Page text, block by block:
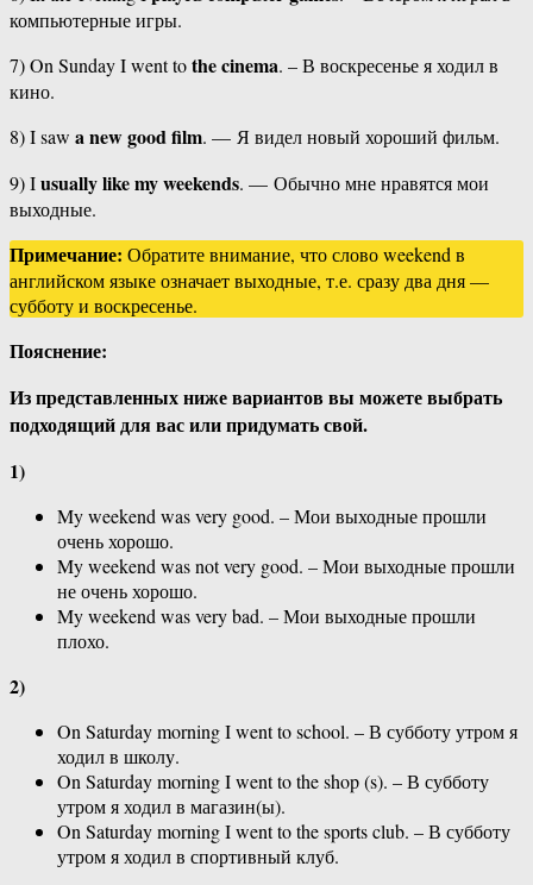
компьютерные игры.
7) On Sunday I went tothe cinema. – В воскресенье я ходил в
кино.
8) I saw a new good film. — Я видел новый хороший фильм.
9) Iusually like my weekends. — Обычно мне нравятся мои
выходные.
Примечание: Обратите внимание, что слово weekend в
английском языке означает выходные, т.е. сразу два дня —
субботу и воскресенье.
Пояснение:
Из представленных ниже вариантов вы можете выбрать
подходящий для вас или придумать свой.
1)
My weekend was very good. – Мои выходные прошли
очень хорошо.
My weekend was not very good. – Мои выходные прошли
не очень хорошо.
My weekend was very bad. – Мои выходные прошли
плохо.
2)
On Saturday morning I went to school. – В субботу утром я
ходил в школу.
On Saturday morning I went to the shop (s). – В субботу
утром я ходил в магазин(ы).
On Saturday morning I went to the sports club. – В субботу
утром я ходил в спортивный клуб.